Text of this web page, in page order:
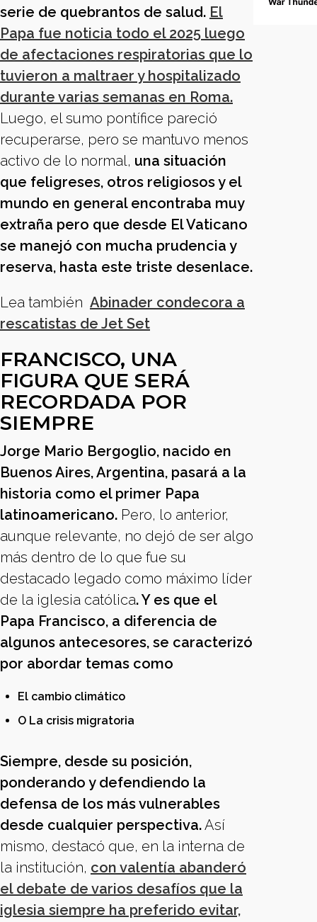
serie de quebrantos de salud. El
Papa fue noticia todo el 2025 luego
de afectaciones respiratorias que lo
tuvieron a maltraer y hospitalizado
durante varias semanas en Roma.
Luego, el sumo pontífice pareció
recuperarse, pero se mantuvo menos
activo de lo normal, una situación
que feligreses, otros religiosos y el
mundo en general encontraba muy
extraña pero que desde El Vaticano
se manejó con mucha prudencia y
reserva, hasta este triste desenlace.
Lea también Abinader condecora a
rescatistas de Jet Set
FRANCISCO, UNA
FIGURA QUE SERÁ
RECORDADA POR
SIEMPRE
Jorge Mario Bergoglio, nacido en
Buenos Aires, Argentina, pasará a la
historia como el primer Papa
latinoamericano. Pero, lo anterior,
aunque relevante, no dejó de ser algo
más dentro de lo que fue su
destacado legado como máximo líder
de la iglesia católica. Y es que el
Papa Francisco, a diferencia de
algunos antecesores, se caracterizó
por abordar temas como
El cambio climático
O La crisis migratoria
Siempre, desde su posición,
ponderando y defendiendo la
defensa de los más vulnerables
desde cualquier perspectiva.Así
mismo, destacó que, en la interna de
la institución, con valentía abanderó
el debate de varios desafíos que la
iglesia siempre ha preferido evitar,